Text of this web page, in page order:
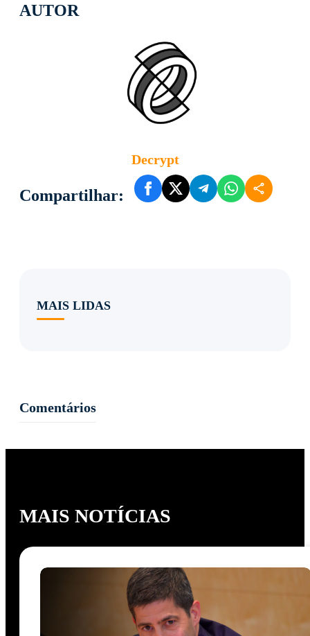
AUTOR
Decrypt
Compartilhar:
MAIS LIDAS
Comentários
MAIS NOTÍCIAS